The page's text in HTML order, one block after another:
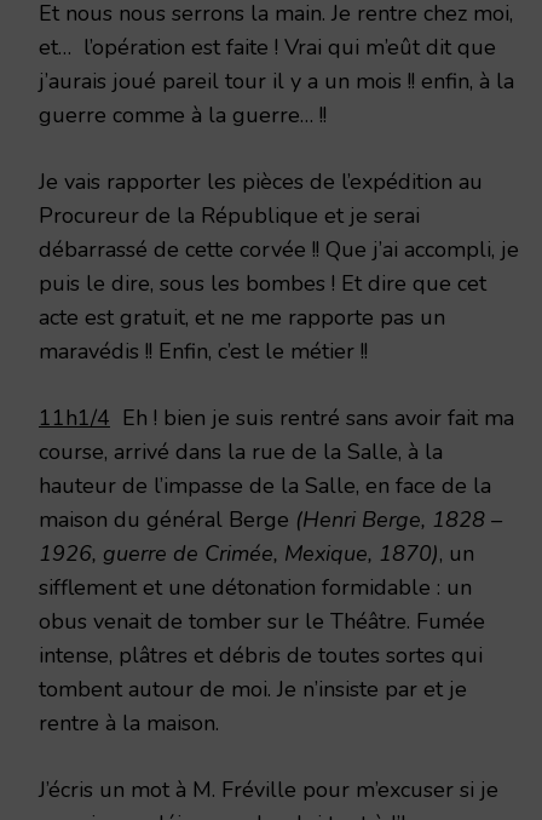
Et nous nous serrons la main. Je rentre chez moi,
et… l’opération est faite ! Vrai qui m’eût dit que
j’aurais joué pareil tour il y a un mois !! enfin, à la
guerre comme à la guerre… !!
Je vais rapporter les pièces de l’expédition au
Procureur de la République et je serai
débarrassé de cette corvée !! Que j’ai accompli, je
puis le dire, sous les bombes ! Et dire que cet
acte est gratuit, et ne me rapporte pas un
maravédis !! Enfin, c’est le métier !!
11h1/4 Eh ! bien je suis rentré sans avoir fait ma
course, arrivé dans la rue de la Salle, à la
hauteur de l’impasse de la Salle, en face de la
maison du général Berge (Henri Berge, 1828 –
1926, guerre de Crimée, Mexique, 1870), un
sifflement et une détonation formidable : un
obus venait de tomber sur le Théâtre. Fumée
intense, plâtres et débris de toutes sortes qui
tombent autour de moi. Je n’insiste par et je
rentre à la maison.
J’écris un mot à M. Fréville pour m’excuser si je